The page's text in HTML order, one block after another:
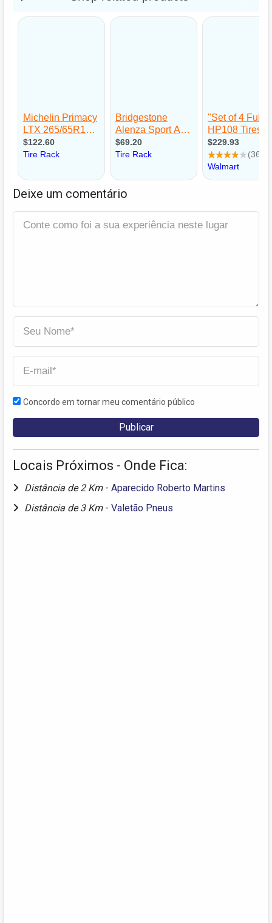
Deixe um comentário
Concordo em tornar meu comentário público
Locais Próximos - Onde Fica:
Distância de 2 Km - Aparecido Roberto Martins
Distância de 3 Km - Valetão Pneus